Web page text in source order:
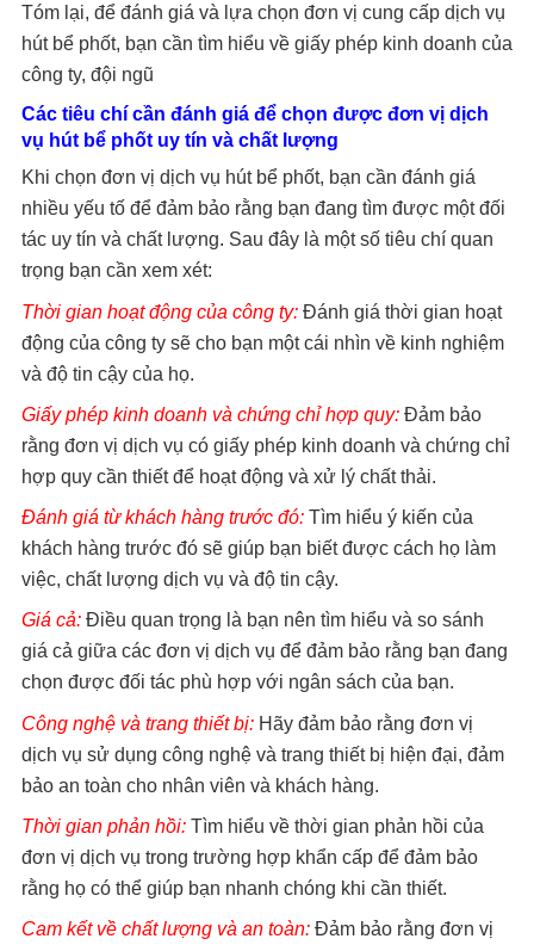
Tóm lại, để đánh giá và lựa chọn đơn vị cung cấp dịch vụ
hút bể phốt, bạn cần tìm hiểu về giấy phép kinh doanh của
công ty, đội ngũ
Các tiêu chí cần đánh giá để chọn được đơn vị dịch
vụ hút bể phốt uy tín và chất lượng
Khi chọn đơn vị dịch vụ hút bể phốt, bạn cần đánh giá
nhiều yếu tố để đảm bảo rằng bạn đang tìm được một đối
tác uy tín và chất lượng. Sau đây là một số tiêu chí quan
trọng bạn cần xem xét:
Thời gian hoạt động của công ty:Đánh giá thời gian hoạt
động của công ty sẽ cho bạn một cái nhìn về kinh nghiệm
và độ tin cậy của họ.
Giấy phép kinh doanh và chứng chỉ hợp quy:Đảm bảo
rằng đơn vị dịch vụ có giấy phép kinh doanh và chứng chỉ
hợp quy cần thiết để hoạt động và xử lý chất thải.
Đánh giá từ khách hàng trước đó:Tìm hiểu ý kiến của
khách hàng trước đó sẽ giúp bạn biết được cách họ làm
việc, chất lượng dịch vụ và độ tin cậy.
Giá cả:Điều quan trọng là bạn nên tìm hiểu và so sánh
giá cả giữa các đơn vị dịch vụ để đảm bảo rằng bạn đang
chọn được đối tác phù hợp với ngân sách của bạn.
Công nghệ và trang thiết bị:Hãy đảm bảo rằng đơn vị
dịch vụ sử dụng công nghệ và trang thiết bị hiện đại, đảm
bảo an toàn cho nhân viên và khách hàng.
Thời gian phản hồi:Tìm hiểu về thời gian phản hồi của
đơn vị dịch vụ trong trường hợp khẩn cấp để đảm bảo
rằng họ có thể giúp bạn nhanh chóng khi cần thiết.
Cam kết về chất lượng và an toàn:Đảm bảo rằng đơn vị